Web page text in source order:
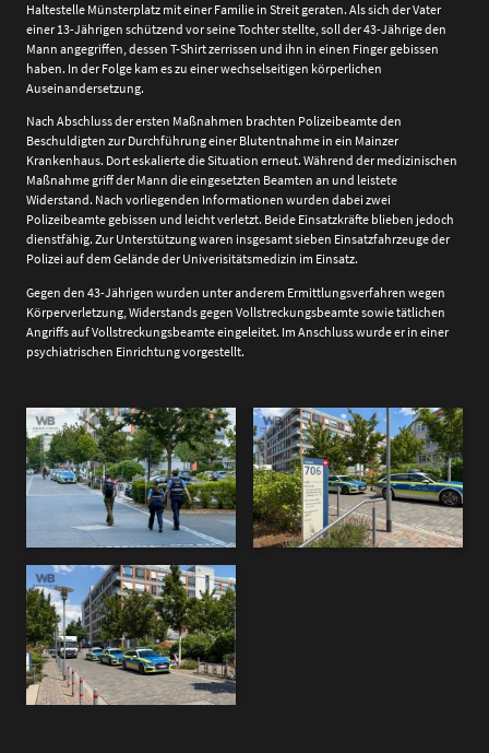
Haltestelle Münsterplatz mit einer Familie in Streit geraten. Als sich der Vater
einer 13-Jährigen schützend vor seine Tochter stellte, soll der 43-Jährige den
Mann angegriffen, dessen T-Shirt zerrissen und ihn in einen Finger gebissen
haben. In der Folge kam es zu einer wechselseitigen körperlichen
Auseinandersetzung.
Nach Abschluss der ersten Maßnahmen brachten Polizeibeamte den
Beschuldigten zur Durchführung einer Blutentnahme in ein Mainzer
Krankenhaus. Dort eskalierte die Situation erneut. Während der medizinischen
Maßnahme griff der Mann die eingesetzten Beamten an und leistete
Widerstand. Nach vorliegenden Informationen wurden dabei zwei
Polizeibeamte gebissen und leicht verletzt. Beide Einsatzkräfte blieben jedoch
dienstfähig. Zur Unterstützung waren insgesamt sieben Einsatzfahrzeuge der
Polizei auf dem Gelände der Univerisitätsmedizin im Einsatz.
Gegen den 43-Jährigen wurden unter anderem Ermittlungsverfahren wegen
Körperverletzung, Widerstands gegen Vollstreckungsbeamte sowie tätlichen
Angriffs auf Vollstreckungsbeamte eingeleitet. Im Anschluss wurde er in einer
psychiatrischen Einrichtung vorgestellt.